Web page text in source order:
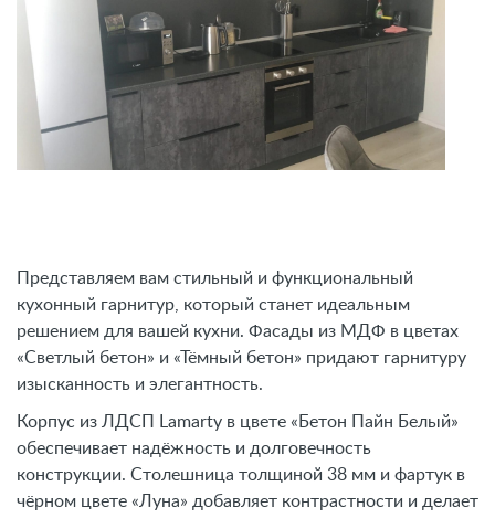
Представляем вам стильный и функциональный
кухонный гарнитур, который станет идеальным
решением для вашей кухни. Фасады из МДФ в цветах
«Светлый бетон» и «Тёмный бетон» придают гарнитуру
изысканность и элегантность.
Корпус из ЛДСП Lamarty в цвете «Бетон Пайн Белый»
обеспечивает надёжность и долговечность
конструкции. Столешница толщиной 38 мм и фартук в
чёрном цвете «Луна» добавляет контрастности и делает